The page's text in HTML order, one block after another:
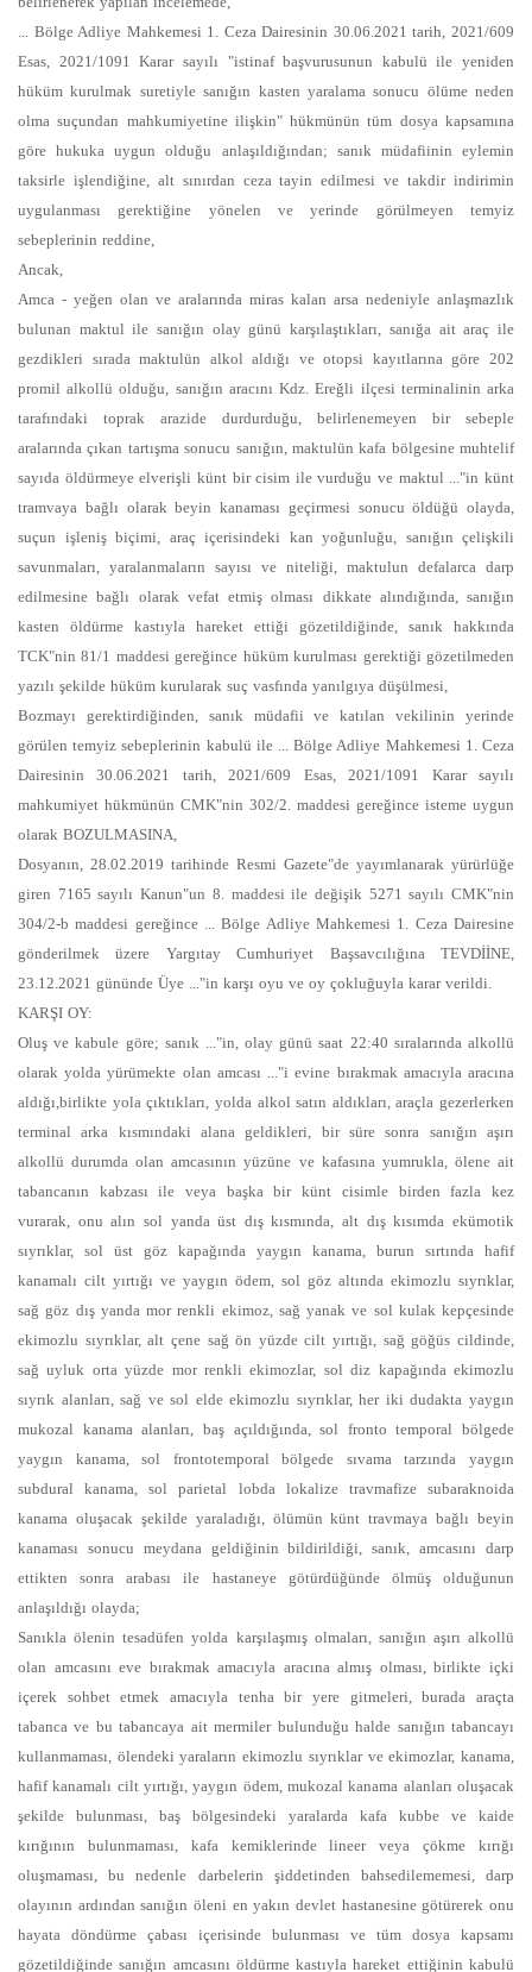
... Bölge Adliye Mahkemesi 1. Ceza Dairesinin 30.06.2021 tarih, 2021/609
Esas, 2021/1091 Karar sayılı "istinaf başvurusunun kabulü ile yeniden
hüküm kurulmak suretiyle sanığın kasten yaralama sonucu ölüme neden
olma suçundan mahkumiyetine ilişkin" hükmünün tüm dosya kapsamına
göre hukuka uygun olduğu anlaşıldığından; sanık müdafiinin eylemin
taksirle işlendiğine, alt sınırdan ceza tayin edilmesi ve takdir indirimin
uygulanması gerektiğine yönelen ve yerinde görülmeyen temyiz
sebeplerinin reddine,
Ancak,
Amca - yeğen olan ve aralarında miras kalan arsa nedeniyle anlaşmazlık
bulunan maktul ile sanığın olay günü karşılaştıkları, sanığa ait araç ile
gezdikleri sırada maktulün alkol aldığı ve otopsi kayıtlarına göre 202
promil alkollü olduğu, sanığın aracını Kdz. Ereğli ilçesi terminalinin arka
tarafındaki toprak arazide durdurduğu, belirlenemeyen bir sebeple
aralarında çıkan tartışma sonucu sanığın, maktulün kafa bölgesine muhtelif
sayıda öldürmeye elverişli künt bir cisim ile vurduğu ve maktul ..."in künt
tramvaya bağlı olarak beyin kanaması geçirmesi sonucu öldüğü olayda,
suçun işleniş biçimi, araç içerisindeki kan yoğunluğu, sanığın çelişkili
savunmaları, yaralanmaların sayısı ve niteliği, maktulun defalarca darp
edilmesine bağlı olarak vefat etmiş olması dikkate alındığında, sanığın
kasten öldürme kastıyla hareket ettiği gözetildiğinde, sanık hakkında
TCK"nin 81/1 maddesi gereğince hüküm kurulması gerektiği gözetilmeden
yazılı şekilde hüküm kurularak suç vasfında yanılgıya düşülmesi,
Bozmayı gerektirdiğinden, sanık müdafii ve katılan vekilinin yerinde
görülen temyiz sebeplerinin kabulü ile ... Bölge Adliye Mahkemesi 1. Ceza
Dairesinin 30.06.2021 tarih, 2021/609 Esas, 2021/1091 Karar sayılı
mahkumiyet hükmünün CMK"nin 302/2. maddesi gereğince isteme uygun
olarak BOZULMASINA,
Dosyanın, 28.02.2019 tarihinde Resmi Gazete"de yayımlanarak yürürlüğe
giren 7165 sayılı Kanun"un 8. maddesi ile değişik 5271 sayılı CMK"nin
304/2-b maddesi gereğince ... Bölge Adliye Mahkemesi 1. Ceza Dairesine
gönderilmek üzere Yargıtay Cumhuriyet Başsavcılığına TEVDİİNE,
23.12.2021 gününde Üye ..."in karşı oyu ve oy çokluğuyla karar verildi.
KARŞI OY:
Oluş ve kabule göre; sanık ..."in, olay günü saat 22:40 sıralarında alkollü
olarak yolda yürümekte olan amcası ..."i evine bırakmak amacıyla aracına
aldığı,birlikte yola çıktıkları, yolda alkol satın aldıkları, araçla gezerlerken
terminal arka kısmındaki alana geldikleri, bir süre sonra sanığın aşırı
alkollü durumda olan amcasının yüzüne ve kafasına yumrukla, ölene ait
tabancanın kabzası ile veya başka bir künt cisimle birden fazla kez
vurarak, onu alın sol yanda üst dış kısmında, alt dış kısımda ekümotik
sıyrıklar, sol üst göz kapağında yaygın kanama, burun sırtında hafif
kanamalı cilt yırtığı ve yaygın ödem, sol göz altında ekimozlu sıyrıklar,
sağ göz dış yanda mor renkli ekimoz, sağ yanak ve sol kulak kepçesinde
ekimozlu sıyrıklar, alt çene sağ ön yüzde cilt yırtığı, sağ göğüs cildinde,
sağ uyluk orta yüzde mor renkli ekimozlar, sol diz kapağında ekimozlu
sıyrık alanları, sağ ve sol elde ekimozlu sıyrıklar, her iki dudakta yaygın
mukozal kanama alanları, baş açıldığında, sol fronto temporal bölgede
yaygın kanama, sol frontotemporal bölgede sıvama tarzında yaygın
subdural kanama, sol parietal lobda lokalize travmafize subaraknoida
kanama oluşacak şekilde yaraladığı, ölümün künt travmaya bağlı beyin
kanaması sonucu meydana geldiğinin bildirildiği, sanık, amcasını darp
ettikten sonra arabası ile hastaneye götürdüğünde ölmüş olduğunun
anlaşıldığı olayda;
Sanıkla ölenin tesadüfen yolda karşılaşmış olmaları, sanığın aşırı alkollü
olan amcasını eve bırakmak amacıyla aracına almış olması, birlikte içki
içerek sohbet etmek amacıyla tenha bir yere gitmeleri, burada araçta
tabanca ve bu tabancaya ait mermiler bulunduğu halde sanığın tabancayı
kullanmaması, ölendeki yaraların ekimozlu sıyrıklar ve ekimozlar, kanama,
hafif kanamalı cilt yırtığı, yaygın ödem, mukozal kanama alanları oluşacak
şekilde bulunması, baş bölgesindeki yaralarda kafa kubbe ve kaide
kırığının bulunmaması, kafa kemiklerinde lineer veya çökme kırığı
oluşmaması, bu nedenle darbelerin şiddetinden bahsedilememesi, darp
olayının ardından sanığın öleni en yakın devlet hastanesine götürerek onu
hayata döndürme çabası içerisinde bulunması ve tüm dosya kapsamı
gözetildiğinde sanığın amcasını öldürme kastıyla hareket ettiğinin kabulü